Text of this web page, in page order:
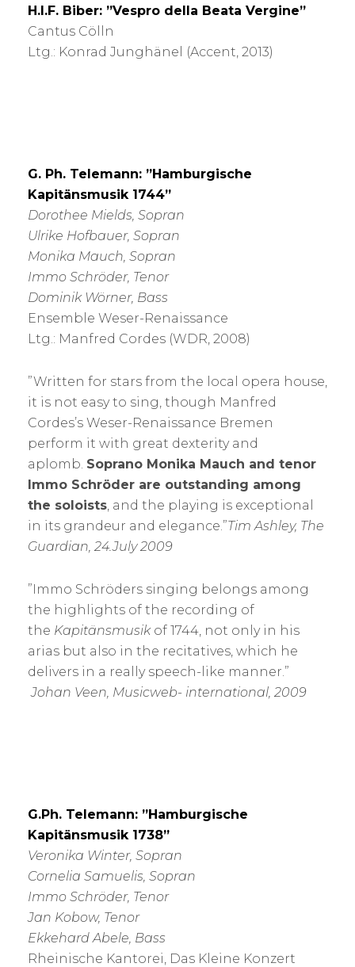
H.I.F. Biber: ”Vespro della Beata Vergine”
Cantus Cölln
Ltg.: Konrad Junghänel (Accent, 2013)
G. Ph. Telemann: ”Hamburgische
Kapitänsmusik 1744”
Dorothee Mields, Sopran
Ulrike Hofbauer, Sopran
Monika Mauch, Sopran
Immo Schröder, Tenor
Dominik Wörner, Bass
Ensemble Weser-Renaissance
Ltg.: Manfred Cordes (WDR, 2008)
”Written for stars from the local opera house,
it is not easy to sing, though Manfred
Cordes’s Weser-Renaissance Bremen
perform it with great dexterity and
aplomb. Soprano Monika Mauch and tenor
Immo Schröder are outstanding among
the soloists, and the playing is exceptional
in its grandeur and elegance.”Tim Ashley, The
Guardian, 24.July 2009
”Immo Schröders singing belongs among
the highlights of the recording of
the Kapitänsmusikof 1744, not only in his
arias but also in the recitatives, which he
delivers in a really speech-like manner.”
Johan Veen, Musicweb- international, 2009
G.Ph. Telemann: ”Hamburgische
Kapitänsmusik 1738”
Veronika Winter, Sopran
Cornelia Samuelis, Sopran
Immo Schröder, Tenor
Jan Kobow, Tenor
Ekkehard Abele, Bass
Rheinische Kantorei, Das Kleine Konzert